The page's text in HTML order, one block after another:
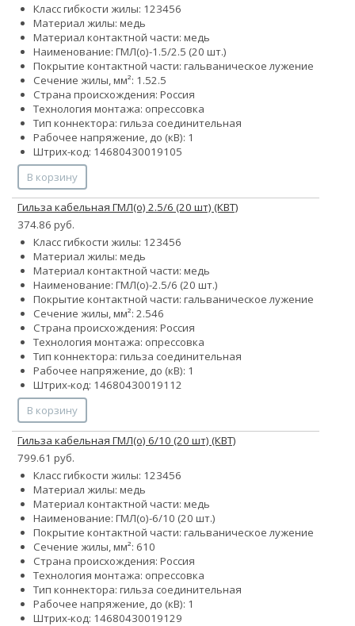
Класс гибкости жилы: 123456
Материал жилы: медь
Материал контактной части: медь
Наименование: ГМЛ(о)-1.5/2.5 (20 шт.)
Покрытие контактной части: гальваническое лужение
Сечение жилы, мм²: 1.52.5
Страна происхождения: Россия
Технология монтажа: опрессовка
Тип коннектора: гильза соединительная
Рабочее напряжение, до (кВ): 1
Штрих-код: 14680430019105
В корзину
Гильза кабельная ГМЛ(о) 2.5/6 (20 шт) (КВТ)
374.86 руб.
Класс гибкости жилы: 123456
Материал жилы: медь
Материал контактной части: медь
Наименование: ГМЛ(о)-2.5/6 (20 шт.)
Покрытие контактной части: гальваническое лужение
Сечение жилы, мм²: 2.546
Страна происхождения: Россия
Технология монтажа: опрессовка
Тип коннектора: гильза соединительная
Рабочее напряжение, до (кВ): 1
Штрих-код: 14680430019112
В корзину
Гильза кабельная ГМЛ(о) 6/10 (20 шт) (КВТ)
799.61 руб.
Класс гибкости жилы: 123456
Материал жилы: медь
Материал контактной части: медь
Наименование: ГМЛ(о)-6/10 (20 шт.)
Покрытие контактной части: гальваническое лужение
Сечение жилы, мм²: 610
Страна происхождения: Россия
Технология монтажа: опрессовка
Тип коннектора: гильза соединительная
Рабочее напряжение, до (кВ): 1
Штрих-код: 14680430019129